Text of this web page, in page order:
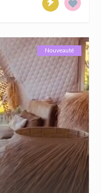
Nouveauté